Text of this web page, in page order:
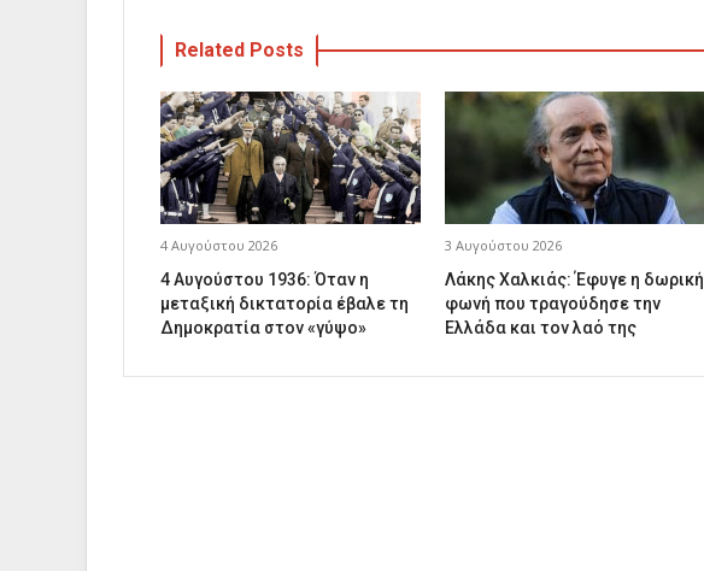
Related Posts
4 Αυγούστου 2026
4 Αυγούστου 1936: Όταν η
μεταξική δικτατορία έβαλε τη
Δημοκρατία στον «γύψο»
3 Αυγούστου 2026
Λάκης Χαλκιάς: Έφυγε η δωρική
φωνή που τραγούδησε την
Ελλάδα και τον λαό της